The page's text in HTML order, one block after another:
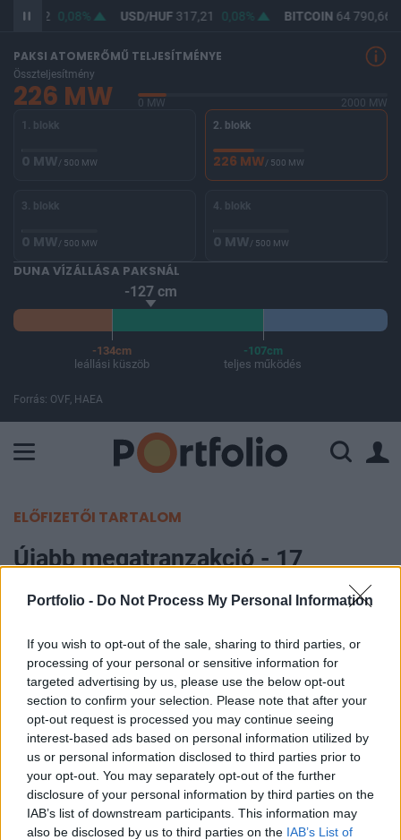
Portfolio - Do Not Process My Personal Information
If you wish to opt-out of the sale, sharing to third parties, or
processing of your personal or sensitive information for
targeted advertising by us, please use the below opt-out
section to confirm your selection. Please note that after your
opt-out request is processed you may continue seeing
interest-based ads based on personal information utilized by
us or personal information disclosed to third parties prior to
your opt-out. You may separately opt-out of the further
disclosure of your personal information by third parties on the
IAB’s list of downstream participants. This information may
also be disclosed by us to third parties on the IAB’s List of
365,72 0,08% USD/HUF317,21 0,08% BITCOIN64 790,66
PAKSI ATOMERŐMŰ TELJESÍTMÉNYE
Összteljesítmény
226 MW 0 MW
2000 MW
1. blokk
0 MW/ 500 MW
2. blokk
226 MW/ 500 MW
3. blokk
0 MW/ 500 MW
4. blokk
0 MW/ 500 MW
DUNA VÍZÁLLÁSA PAKSNÁL
-127 cm
-134cm
leállási küszöb
-107cm
teljes működés
Forrás: OVF, HAEA
ELŐFIZETŐI TARTALOM
Újabb megatranzakció - 17
milliárd dollár a tét
2005. december 05. 10:20
Meg akar szabadulni telefonkönyvkiadó
üzletágától az USA legnagyobb távközlési cége, a
Verizon. Az amerikai óriáscég eladja, vagy
leválasztja a Verizon Information Services-t. A
tranzakció értéke 17 milliárd dollár lehet a Wall
Street Journal szerint.